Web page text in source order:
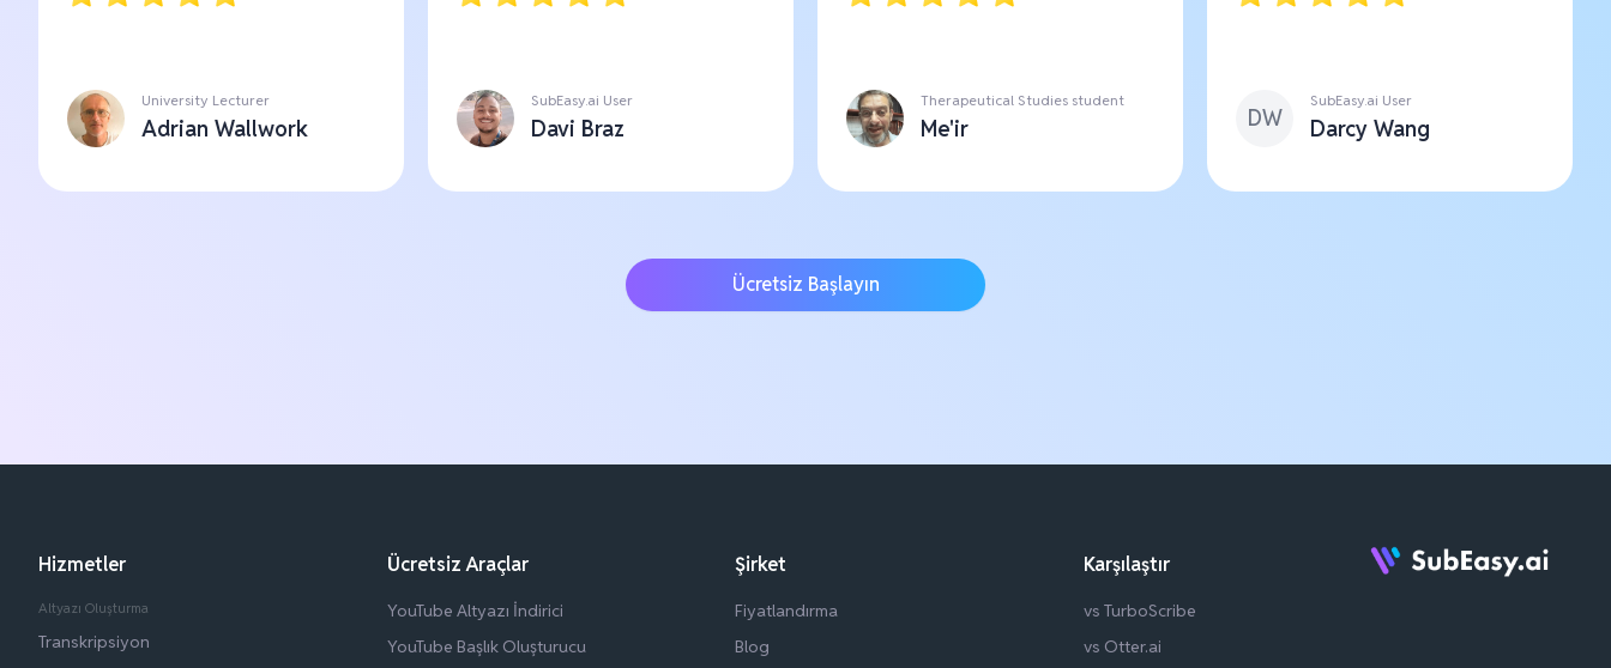
University Lecturer
Adrian Wallwork
SubEasy.ai User
Davi Braz
Therapeutical Studies student
Me'ir DW
SubEasy.ai User
Darcy Wang
Ücretsiz Başlayın
Hizmetler
Altyazı Oluşturma
Transkripsiyon
Ücretsiz Araçlar
YouTube Altyazı İndirici
YouTube Başlık Oluşturucu
Şirket
Fiyatlandırma
Blog
Karşılaştır
vs TurboScribe
vs Otter.ai